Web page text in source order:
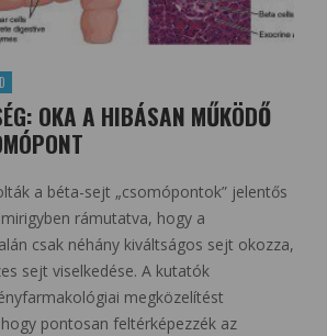
OKA A HIBÁSAN MŰKÖDŐ
a béta-sejt „csomópontok” jelentős
rámutatva, hogy a
csak néhány kiváltságos sejt okozza,
sejt viselkedése. A kutatók
megközelítést
pontosan feltérképezzék az